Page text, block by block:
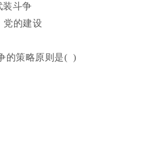
装斗争
党的建设
的策略原则是( )